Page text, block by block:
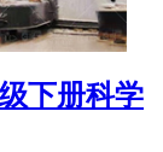
下册科学